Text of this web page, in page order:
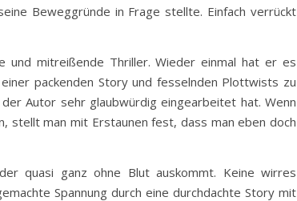
Beweggründe in Frage stellte. Einfach verrückt
und mitreißende Thriller. Wieder einmal hat er es
packenden Story und fesselnden Plottwists zu
Autor sehr glaubwürdig eingearbeitet hat. Wenn
stellt man mit Erstaunen fest, dass man eben doch
quasi ganz ohne Blut auskommt. Keine wirres
Spannung durch eine durchdachte Story mit